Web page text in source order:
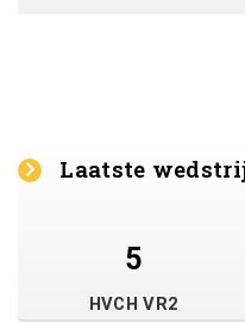
Laatste
5
HVCH VR2